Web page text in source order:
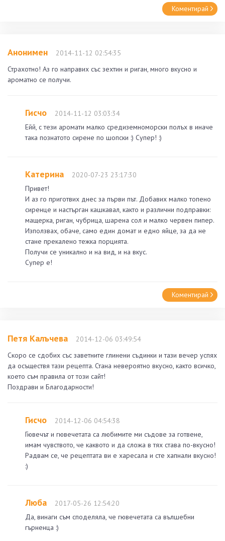
Коментирай
Анонимен
2014-11-12 02:54:35
Страхотно! Аз го направих със зехтин и риган, много вкусно и
ароматно се получи.
Гисчо
2014-11-12 03:03:34
Ейй, с тези аромати малко средиземноморски полъх в иначе
така познатото сирене по шопски :) Супер! :)
Катерина
2020-07-23 23:17:30
Привет!
И аз го приготвих днес за първи път. Добавих малко топено
сиренце и настърган кашкавал, както и различни подправки:
мащерка, риган, чубрица, шарена сол и малко червен пипер.
Използвах, обаче, само един домат и едно яйце, за да не
стане прекалено тежка порцията.
Получи се уникално и на вид, и на вкус.
Супер е!
Коментирай
Петя Калъчева
2014-12-06 03:49:54
Скоро се сдобих със заветните глинени съдинки и тази вечер успях
да осъществя тази рецепта. Стана невероятно вкусно, както всичко,
което съм правила от този сайт!
Поздрави и Благодарности!
Гисчо
2014-12-06 04:54:38
Гювечът и гювечетата са любимите ми съдове за готвене,
имам чувството, че каквото и да сложа в тях става по-вкусно!
Радвам се, че рецептата ви е харесала и сте хапнали вкусно!
:)
Люба
2017-05-26 12:54:20
Да, винаги съм споделяла, че гювечетата са вълшебни
гърненца :)